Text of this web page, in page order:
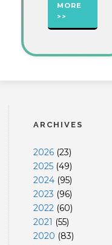
MORE
ARCHIVES
2026 (23)
2025 (49)
2024 (95)
2023 (96)
2022 (60)
2021 (55)
2020 (83)